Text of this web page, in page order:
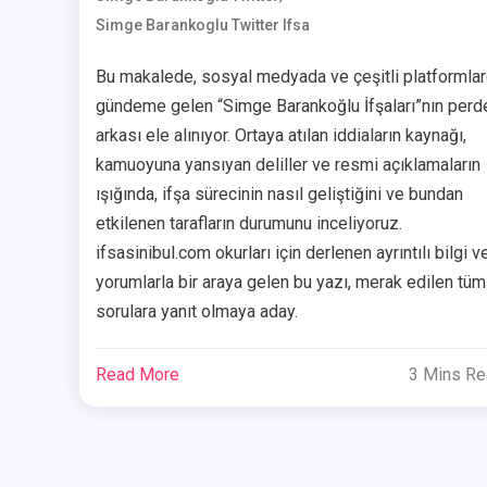
Simge Barankoglu Twitter Ifsa
Bu makalede, sosyal medyada ve çeşitli
gündeme gelen “Simge Barankoğlu İfşaları”nın
arkası ele alınıyor. Ortaya atılan iddiaların kaynağı,
kamuoyuna yansıyan deliller ve resmi açıklamaların
ışığında, ifşa sürecinin nasıl geliştiğini ve bundan
etkilenen tarafların durumunu inceliyoruz.
ifsasinibul.com okurları için derlenen ayrıntılı bilgi
yorumlarla bir araya gelen bu yazı, merak edilen tüm
sorulara yanıt olmaya aday.
Read More 3 Mins